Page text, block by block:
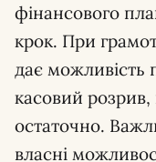
фінансового
крок. При
дає можливість
касовий
остаточно.
власні